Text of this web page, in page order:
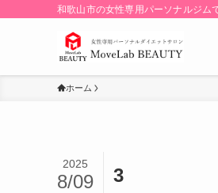
和歌山市の女性専用パーソナルジム
ホーム
3
2025
8/09